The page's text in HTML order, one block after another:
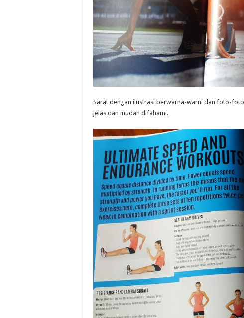
Sarat dengan ilustrasi berwarna-warni dan foto-
jelas dan mudah difahami.